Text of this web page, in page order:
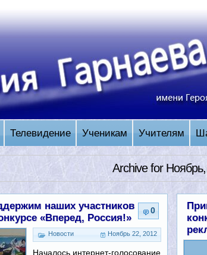
Телевидение Ученикам Учителям
Archive for
0
наших участников
«Вперед, Россия!»
Ноябрь 22, 2012
Новости
Началось интернет-голосование